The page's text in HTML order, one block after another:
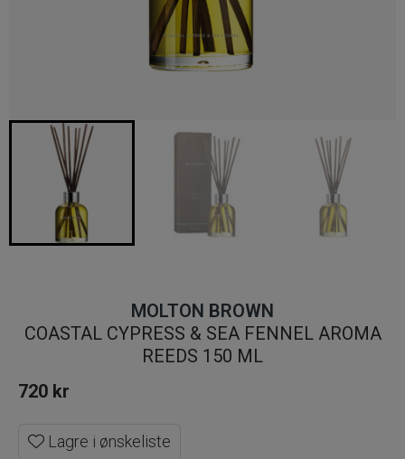
MOLTON BROWN
COASTAL CYPRESS & SEA FENNEL AROMA
REEDS 150 ML
720 kr
Lagre i ønskeliste